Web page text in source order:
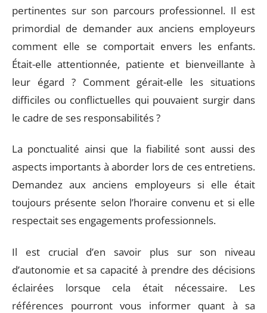
pertinentes sur son parcours professionnel. Il est
primordial de demander aux anciens employeurs
comment elle se comportait envers les enfants.
Était-elle attentionnée, patiente et bienveillante à
leur égard ? Comment gérait-elle les situations
difficiles ou conflictuelles qui pouvaient surgir dans
le cadre de ses responsabilités ?
La ponctualité ainsi que la fiabilité sont aussi des
aspects importants à aborder lors de ces entretiens.
Demandez aux anciens employeurs si elle était
toujours présente selon l’horaire convenu et si elle
respectait ses engagements professionnels.
Il est crucial d’en savoir plus sur son niveau
d’autonomie et sa capacité à prendre des décisions
éclairées lorsque cela était nécessaire. Les
références pourront vous informer quant à sa